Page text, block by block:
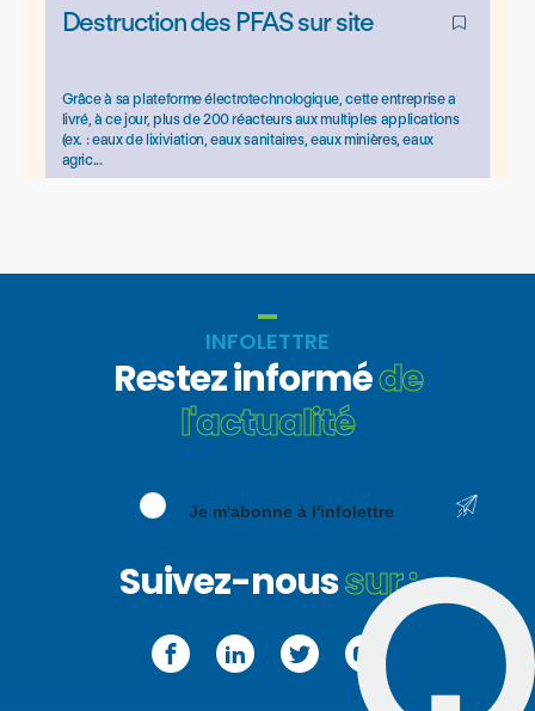
INFOLETTRE
Restez informéde
l'actualité
Je m'abonne à l'infolettre
Suivez-noussur :
FacebookLinkedInTwitter YouTube